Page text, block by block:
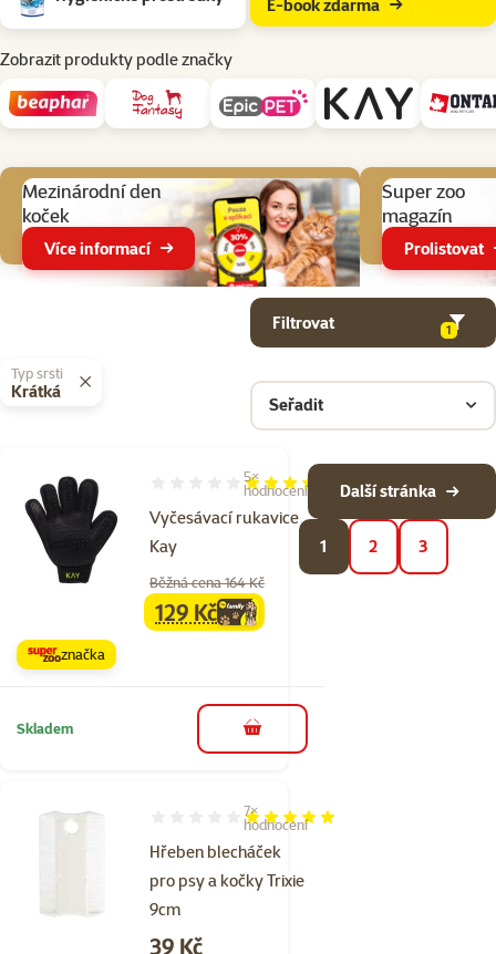
E-book zdarma
Zobrazit produkty podle značky
Mezinárodní den
koček
Více informací
Super zoo
magazín
Prolistovat
Filtrovat
1
Typ srsti
Krátká
Seřadit
Produkty v kategorii Potřeby pro péči o kočku
Vyčesávací rukavice
Kay
Hodnocení 100%, počet hodnocení: 5
5×
hodnocení
Běžná cena 164 Kč
familycena
129 Kč
značka
Skladem do košíku
Hřeben blecháček
pro psy a kočky Trixie
9cm
Hodnocení 100%, počet hodnocení: 7
7×
hodnocení
Cena
39 Kč
1 2 3
Další stránka